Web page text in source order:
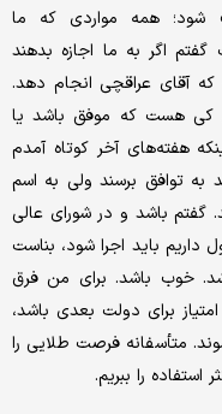
شود؛ همه مواردی که ما
اگر به ما اجازه بدهند
آقای عراقچی انجام دهد.
کی هست که موفق باشد یا
هفته‌های آخر کوتاه آمدم
به توافق برسند ولی به اسم
باشد و در شورای ‌عالی
باید اجرا شود، بناست
خوب باشد. برای من فرق
برای دولت بعدی باشد،
متأسفانه فرصت طلایی را
را ببریم.